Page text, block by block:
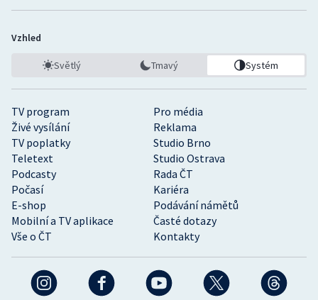
TV program
Pro média
Živé vysílání
Reklama
TV poplatky
Studio Brno
Teletext
Studio Ostrava
Podcasty
Rada ČT
Počasí
Kariéra
E-shop
Podávání námětů
Mobilní a TV aplikace
Časté dotazy
Vše o ČT
Kontakty
Vzhled
Světlý Tmavý Systém